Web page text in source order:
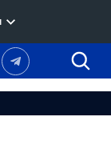
Наш
канал
Telegram